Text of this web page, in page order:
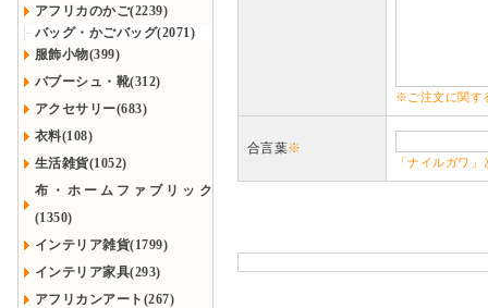
アフリカのかご(2239)
バッグ・かごバッグ(2071)
服飾小物(399)
バブーシュ・靴(312)
アクセサリー(683)
衣料(108)
生活雑貨(1052)
布・ホームファブリック
(1350)
インテリア雑貨(1799)
インテリア家具(293)
アフリカンアート(267)
※ご注文に関す
合言葉※
「ナイルガワ